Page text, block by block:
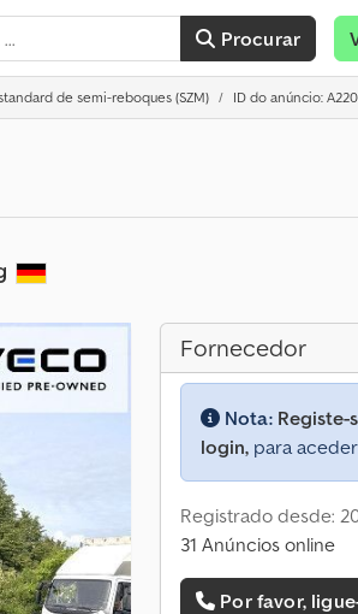
Procurar
de semi-reboques (SZM) ID do anúncio:
Fornecedor
Nota: Registe-
login, para
Registrado desde:
31 Anúncios online
Por favor,